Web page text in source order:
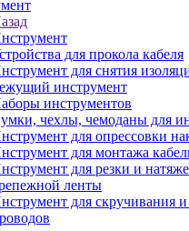
для прокола кабеля
для снятия
инструмент
инструментов
чехлы, чемоданы для
для опрессовки
для монтажа
для резки и
ленты
для скручивания